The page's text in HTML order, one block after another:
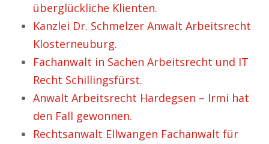
überglückliche Klienten.
Kanzlei Dr. Schmelzer Anwalt Arbeitsrecht
Klosterneuburg.
Fachanwalt in Sachen Arbeitsrecht und IT
Recht Schillingsfürst.
Anwalt Arbeitsrecht Hardegsen – Irmi hat
den Fall gewonnen.
Rechtsanwalt Ellwangen Fachanwalt für